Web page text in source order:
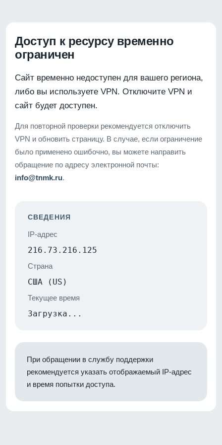
Доступ к ресурсу временно
ограничен
Сайт временно недоступен для вашего региона,
либо вы используете VPN. Отключите VPN и
сайт будет доступен.
Для повторной проверки рекомендуется отключить
VPN и обновить страницу. В случае, если ограничение
было применено ошибочно, вы можете направить
обращение по адресу электронной почты:
info@tnmk.ru.
СВЕДЕНИЯ
IP-адрес
216.73.216.125
Страна
США (US)
Текущее время
Загрузка...
При обращении в службу поддержки
рекомендуется указать отображаемый IP-адрес
и время попытки доступа.